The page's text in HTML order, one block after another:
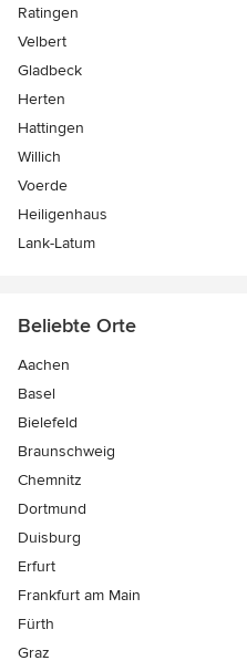
Ratingen
Velbert
Gladbeck
Herten
Hattingen
Willich
Voerde
Heiligenhaus
Lank-Latum
Beliebte Orte
Aachen
Basel
Bielefeld
Braunschweig
Chemnitz
Dortmund
Duisburg
Erfurt
Frankfurt am Main
Fürth
Graz